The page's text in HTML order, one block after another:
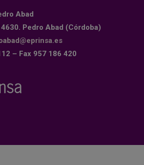
Abad
Pedro Abad (Córdoba)
– Fax 957 186 420